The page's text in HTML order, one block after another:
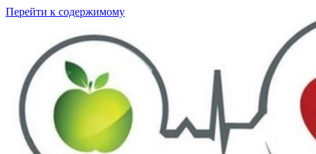
Перейти к содержимому